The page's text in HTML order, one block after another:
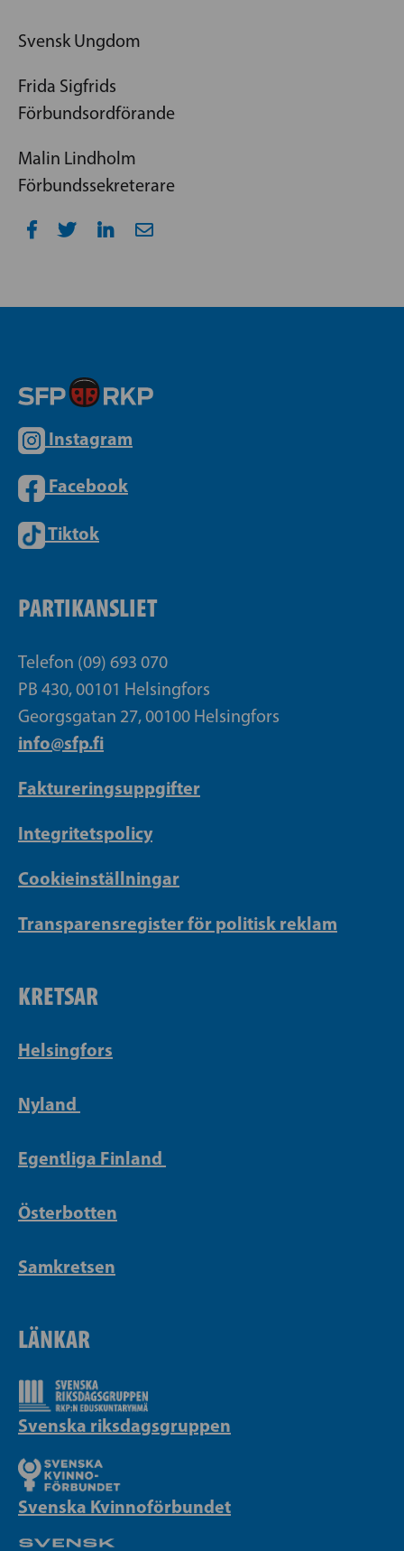
Svensk Ungdom
Frida Sigfrids
Förbundsordförande
Malin Lindholm
Förbundssekreterare
Instagram
Facebook
Tiktok
PARTIKANSLIET
Telefon (09) 693 070
PB 430, 00101 Helsingfors
Georgsgatan 27, 00100 Helsingfors
info@sfp.fi
Faktureringsuppgifter
Integritetspolicy
Cookieinställningar
Transparensregister för politisk reklam
KRETSAR
Helsingfors
Nyland
Egentliga Finland
Österbotten
Samkretsen
LÄNKAR
Svenska riksdagsgruppen
Svenska Kvinnoförbundet